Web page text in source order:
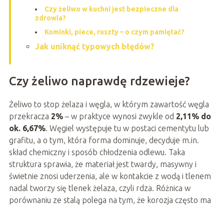
Czy żeliwo w kuchni jest bezpieczne dla
zdrowia?
Kominki, piece, ruszty – o czym pamiętać?
Jak uniknąć typowych błędów?
Czy żeliwo naprawdę rdzewieje?
Żeliwo to stop żelaza i węgla, w którym zawartość węgla
przekracza 2%– w praktyce wynosi zwykle od 2,11% do
ok. 6,67%. Węgiel występuje tu w postaci cementytu lub
grafitu, a o tym, która forma dominuje, decyduje m.in.
skład chemiczny i sposób chłodzenia odlewu. Taka
struktura sprawia, że materiał jest twardy, masywny i
świetnie znosi uderzenia, ale w kontakcie z wodą i tlenem
nadal tworzy się tlenek żelaza, czyli rdza. Różnica w
porównaniu ze stalą polega na tym, że korozja często ma